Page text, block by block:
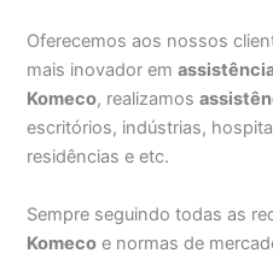
Oferecemos aos nossos
mais inovador em
Komeco, realizamos
escritórios, indústrias,
residências e etc.
Sempre seguindo todas as
Komeco e normas de